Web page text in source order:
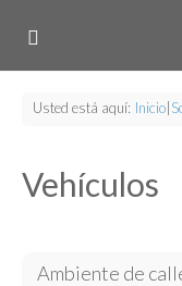
Usted está aquí: Inicio
Vehículos
Ambiente de